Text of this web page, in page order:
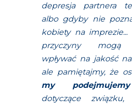
depresja partnera
albo gdyby nie
kobiety na imprezie...
przyczyny mogą
wpływać na jakość
ale pamiętajmy, że
my
dotyczące